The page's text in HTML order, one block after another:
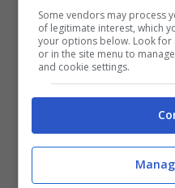
Il post ha ovviamente
numerosissimi
per commentare e
due fanciulle. “
Some vendors may process
of legitimate interest, which
your options below. Look
or in the site menu to
and cookie settings.